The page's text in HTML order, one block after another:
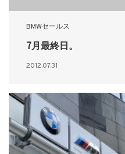
BMWセールス
7月最終日。
2012.07.31